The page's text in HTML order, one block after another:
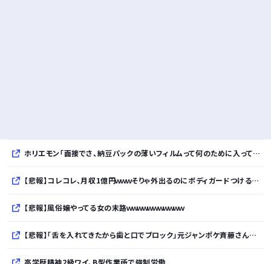
ホリエモン「面接でさ、納豆パックの薄いフィルムって何のために入っていの？って聞くわけ」
【悲報】コレコレ、月収1億円ｗｗｗそりゃ外出るのにボディガードつけるわ…
【悲報】風俗嬢やってる女の末路ｗｗｗｗｗｗｗｗｗｗｗ
【悲報】「舌を入れてきたから歯と口でブロック」元ジャンポケ斉藤さんの不同意性交公判・・・・・・・・・
高学歴精神2級ワイ、B型作業所で強制労働